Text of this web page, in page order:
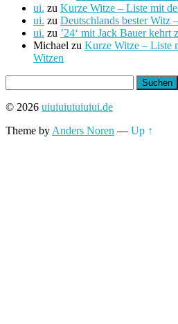
ui. zu Kurze Witze – Liste mit
ui. zu Deutschlands bester Witz
ui. zu ’24‘ mit Jack Bauer kehrt
Michael zu Kurze Witze – Liste
Witzen
nach:
© 2026 uiuiuiuiuiuiui.de
Theme by Anders Noren — Up ↑